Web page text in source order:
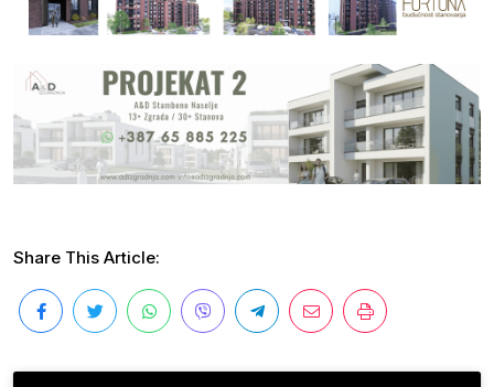
Share This Article: